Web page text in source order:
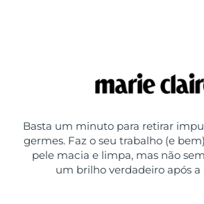
Basta um minuto para retirar
germes. Faz o seu trabalho (e
pele macia e limpa, mas não
um brilho verdadeiro após a